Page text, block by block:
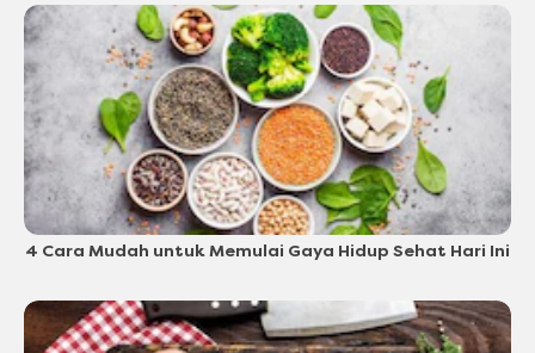
4 Cara Mudah untuk Memulai Gaya Hidup Sehat Hari Ini